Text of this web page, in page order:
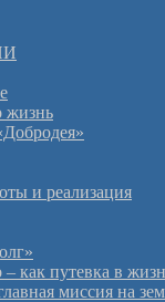
жизнь
и реализация
как путевка в
миссия на